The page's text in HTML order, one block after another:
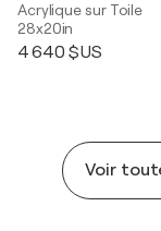
Acrylique sur Toile
28x20in
4 640 $US
Voir